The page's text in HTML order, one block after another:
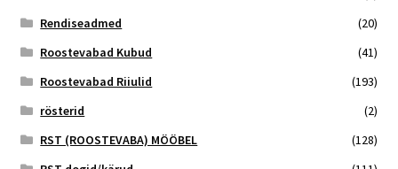
Rendiseadmed
(20)
Roostevabad Kubud
(41)
Roostevabad Riiulid
(193)
rösterid
(2)
RST (ROOSTEVABA) MÖÖBEL
(128)